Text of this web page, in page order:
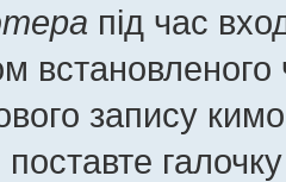
під час
встановленого
запису